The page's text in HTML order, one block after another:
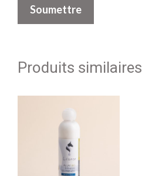
Produits similaires